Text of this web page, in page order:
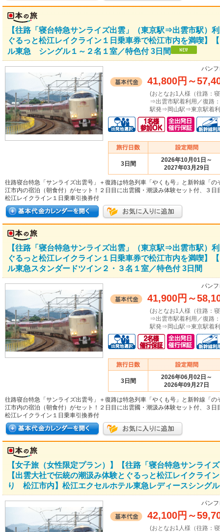
【往路「寝台特急サンライズ出雲」（東京駅⇒出雲市駅）
ぐるっと松江レイクライン１日乗車券で松江市内を満喫】
ル東急 シングル１～２名１室／特色付 3日間
パン
41,800円 ～
(おとなお1人様（往路：
⇒出雲市駅着利用／復路
駅発⇒岡山駅⇒東京駅着
3日間
2026年10月01日～
2027年03月29日
往路寝台特急「サンライズ出雲号」＋復路は特急列車「やくも号」と新幹線「の
江市内の宿泊（朝食付）がセット！２日目に出雲國・潮汲み体験セット付、３日
松江レイクライン１日乗車引換券付
【往路「寝台特急サンライズ出雲」（東京駅⇒出雲市駅）
ぐるっと松江レイクライン１日乗車券で松江市内を満喫】
ル東急スタンダードツイン２・３名１室／特色付 3日間
パン
41,900円 ～
(おとなお1人様（往路：
⇒出雲市駅着利用／復路
駅発⇒岡山駅⇒東京駅着
3日間
2026年06月02日～
2026年09月27日
往路寝台特急「サンライズ出雲号」＋復路は特急列車「やくも号」と新幹線「の
江市内の宿泊（朝食付）がセット！２日目に出雲國・潮汲み体験セット付、３日
松江レイクライン１日乗車引換券付
【女子旅（女性限定プラン）】【往路「寝台特急サンライ
【出雲大社で伝統の潮汲み体験とぐるっと松江レイクライ
り 松江市内】松江エクセルホテル東急レディースシング
パン
42,100円 ～
(おとなお1人様（往路：